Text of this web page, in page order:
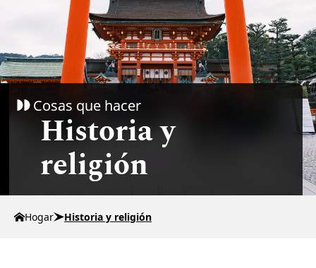
Cosas que hacer
Historia y
religión
Hogar Historia y religión